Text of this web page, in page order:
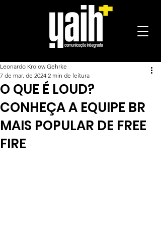
O QUE É LOUD?
CONHEÇA A EQUIPE BR
MAIS POPULAR DE FREE
FIRE
Leonardo Krolow Gehrke
7 de mar. de 2024 2 min de leitura